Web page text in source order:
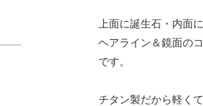
上面に誕生石・内面
ヘアライン＆鏡面の
です。
チタン製だから軽く